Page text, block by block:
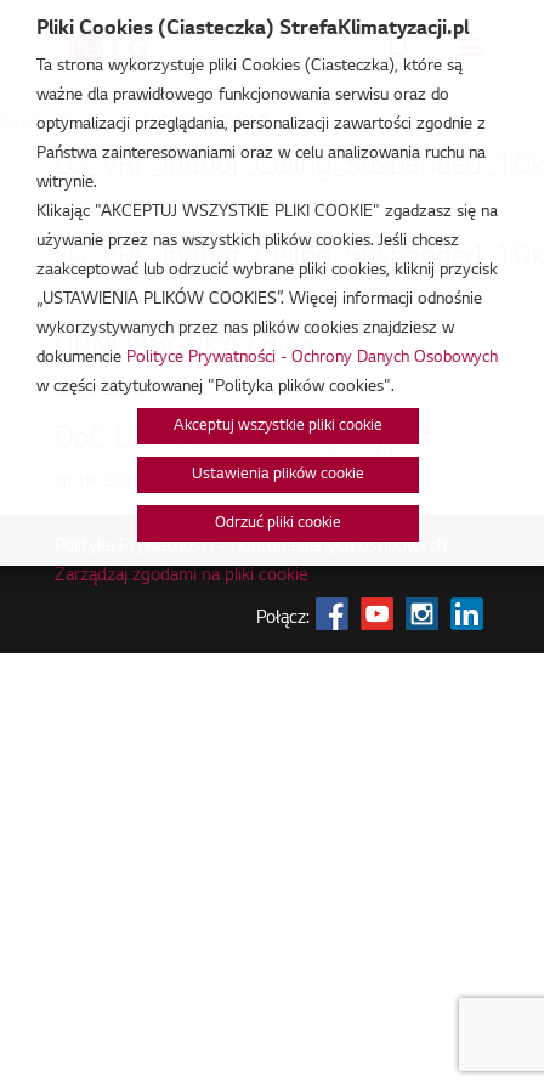
Strefa Klimatyzacji /URNU36GVKA2
lut 20, 2026
lut 20, 2026
URNU36GVKA2.dwg
lut 19, 2026
DoC URNU36GVKA2 (ML).pdf
Polityka Prywatności - Ochrona danych osobowych.
Zarządzaj zgodami na pliki cookie
Połącz:
Pliki Cookies (Ciasteczka) StrefaKlimatyzacji.pl
Ta strona wykorzystuje pliki Cookies (Ciasteczka), które są
ważne dla prawidłowego funkcjonowania serwisu oraz do
optymalizacji przeglądania, personalizacji zawartości zgodnie z
Państwa zainteresowaniami oraz w celu analizowania ruchu na
witrynie.
Klikając "AKCEPTUJ WSZYSTKIE PLIKI COOKIE" zgadzasz się na
używanie przez nas wszystkich plików cookies. Jeśli chcesz
zaakceptować lub odrzucić wybrane pliki cookies, kliknij przycisk
„USTAWIENIA PLIKÓW COOKIES”. Więcej informacji odnośnie
wykorzystywanych przez nas plików cookies znajdziesz w
dokumencie Polityce Prywatności - Ochrony Danych Osobowych
w części zatytułowanej "Polityka plików cookies".
Akceptuj wszystkie pliki cookie
Ustawienia plików cookie
Odrzuć pliki cookie